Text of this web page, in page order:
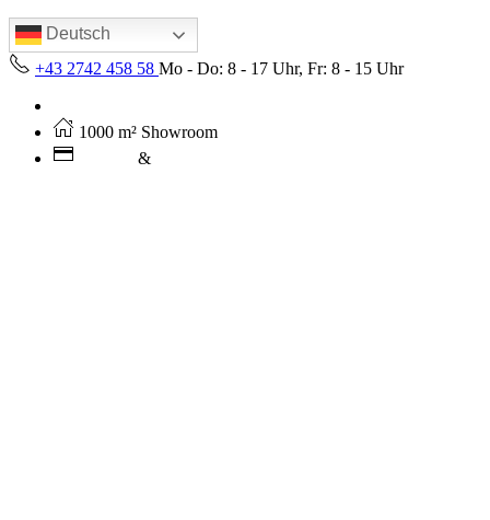
Deutsch
+43 2742 458 58 Mo - Do: 8 - 17 Uhr, Fr: 8 - 15 Uhr
1000 m² Showroom
&